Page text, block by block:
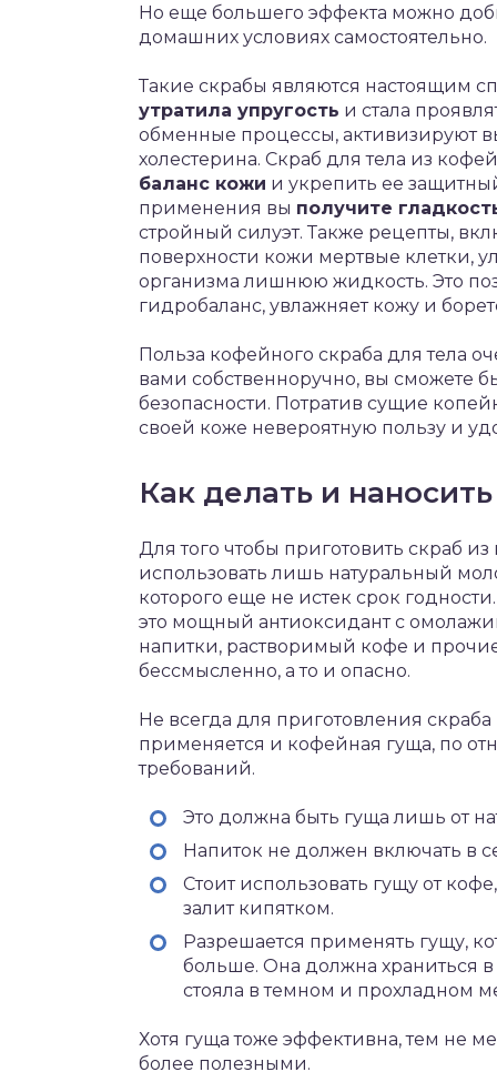
Но еще большего эффекта можно
домашних условиях самостоятельно.
Такие скрабы являются настоящим
утратила упругость и стала
обменные процессы, активизируют
холестерина. Скраб для тела из
баланс кожи и укрепить ее
применения вы получите
стройный силуэт. Также рецепты,
поверхности кожи мертвые клетки,
организма лишнюю жидкость. Это
гидробаланс, увлажняет кожу и
Польза кофейного скраба для тела
вами собственноручно, вы сможете
безопасности. Потратив сущие
своей коже невероятную пользу и
Как делать и
Для того чтобы приготовить скраб
использовать лишь натуральный
которого еще не истек срок
это мощный антиоксидант с
напитки, растворимый кофе и
бессмысленно, а то и опасно.
Не всегда для приготовления
применяется и кофейная гуща, по
требований.
Это должна быть гуща лишь от
Напиток не должен включать в
Стоит использовать гущу от
залит кипятком.
Разрешается применять гущу,
больше. Она должна храниться
стояла в темном и прохладном
Хотя гуща тоже эффективна, тем не
более полезными.